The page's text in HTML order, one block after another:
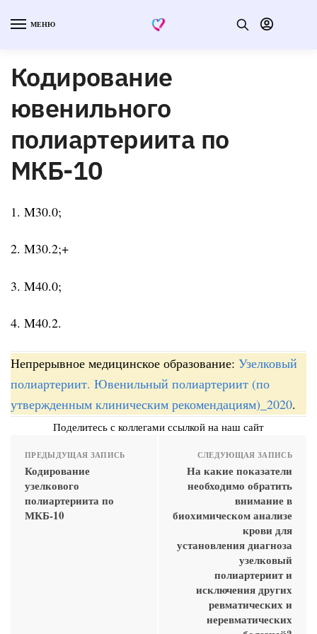
МЕНЮ
Кодирование
ювенильного
полиартериита по
МКБ-10
1. M30.0;
2. M30.2;+
3. M40.0;
4. M40.2.
Непрерывное медицинское образование: Узелковый
полиартериит. Ювенильный полиартериит (по
утвержденным клиническим рекомендациям)_2020.
Поделитесь с коллегами ссылкой на наш сайт
ПРЕДЫДУЩАЯ ЗАПИСЬ
Кодирование
узелкового
полиартериита по
МКБ-10
СЛЕДУЮЩАЯ ЗАПИСЬ
На какие показатели
необходимо обратить
внимание в
биохимическом анализе
крови для
установления диагноза
узелковый
полиартериит и
исключения других
ревматических и
неревматических